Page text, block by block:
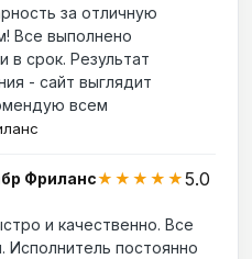
за отличную
Все выполнено
в срок. Результат
- сайт выглядит
всем
Фриланс★★★★★5.0
и качественно. Все
Исполнитель постоянно